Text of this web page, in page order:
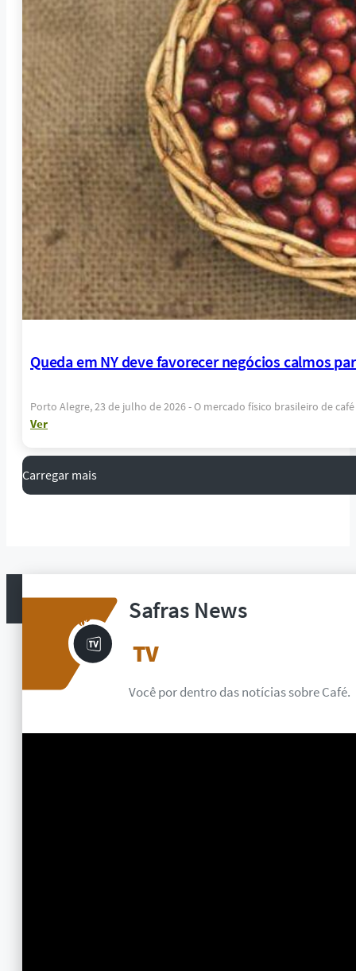
Queda em NY deve favorecer negócios calmos
Porto Alegre, 23 de julho de 2026 - O mercado físico brasileiro de
Ver
Carregar mais
Safras News
TV
Você por dentro das notícias sobreCafé.